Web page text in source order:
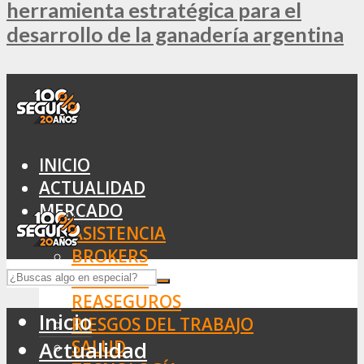
herramienta estratégica para el
desarrollo de la ganadería argentina
INICIO
ACTUALIDAD
MERCADO
ASISTENCIA
BROKERS
SEGUROS
REASEGUROS
RIESGOS DEL TRABAJO
SALUD
Inicio
Actualidad